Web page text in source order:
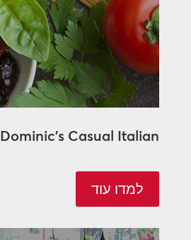
Dominic's Casual Italian
למדו עוד